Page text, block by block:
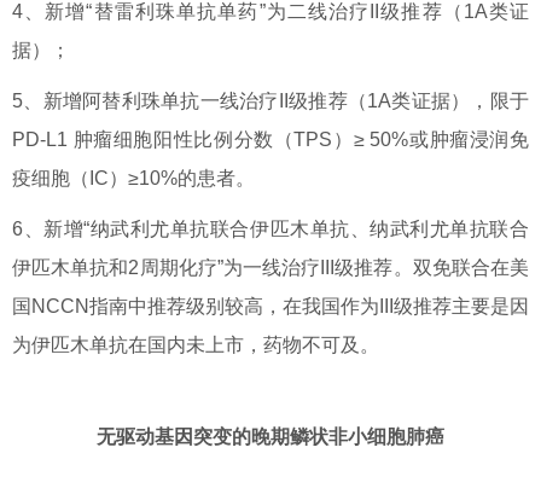
4、新增“替雷利珠单抗单药”为二线治疗II级推荐（1A类证
据）；
5、新增阿替利珠单抗一线治疗II级推荐（1A类证据），限于
PD-L1 肿瘤细胞阳性比例分数（TPS）≥ 50%或肿瘤浸润免
疫细胞（IC）≥10%的患者。
6、新增“纳武利尤单抗联合伊匹木单抗、纳武利尤单抗联合
伊匹木单抗和2周期化疗”为一线治疗III级推荐。双免联合在美
国NCCN指南中推荐级别较高，在我国作为III级推荐主要是因
为伊匹木单抗在国内未上市，药物不可及。
无驱动基因突变的晚期鳞状非小细胞肺癌